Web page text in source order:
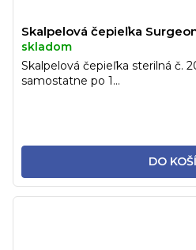
Skalpelová čepieľka
skladom
DO
Skalpelová čepieľka sterilná č.
samostatne po 1...